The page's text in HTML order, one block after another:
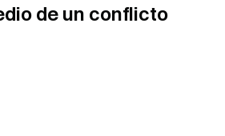
de un conflicto